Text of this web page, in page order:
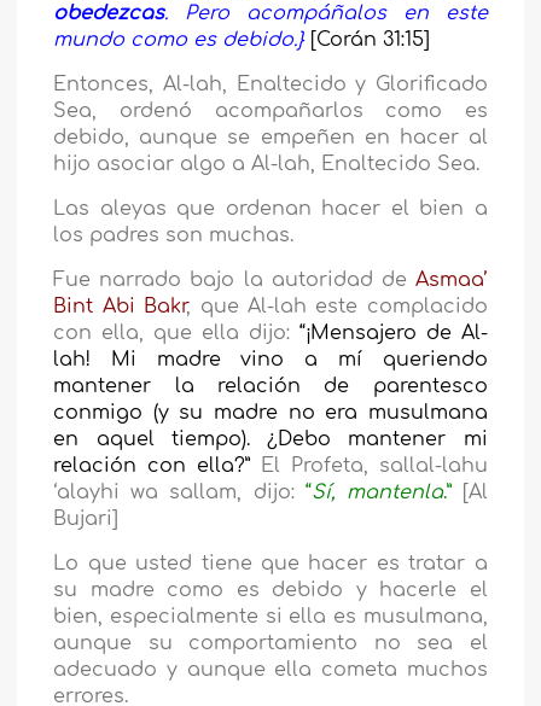
obedezcas.
Pero acompáñalos en este
mundo como es debido.} [Corán 31:15]
Entonces, Al-lah, Enaltecido y Glorificado
Sea, ordenó acompañarlos como es
debido, aunque se empeñen en hacer al
hijo asociar algo a Al-lah, Enaltecido Sea.
Las aleyas que ordenan hacer el bien a
los padres son muchas.
Fue narrado bajo la autoridad de Asmaa’
Bint Abi Bakr, que Al-lah este complacido
con ella, que ella dijo: “¡Mensajero de Al-
lah! Mi madre vino a mí queriendo
mantener la relación de parentesco
conmigo (y su madre no era musulmana
en aquel tiempo). ¿Debo mantener mi
relación con ella?”El Profeta, sallal-lahu
‘alayhi wa sallam, dijo: “Sí, mantenla.”[Al
Bujari]
Lo que usted tiene que hacer es tratar a
su madre como es debido y hacerle el
bien, especialmente si ella es musulmana,
aunque su comportamiento no sea el
adecuado y aunque ella cometa muchos
errores.